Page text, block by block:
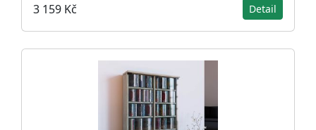
3 159 Kč Detail